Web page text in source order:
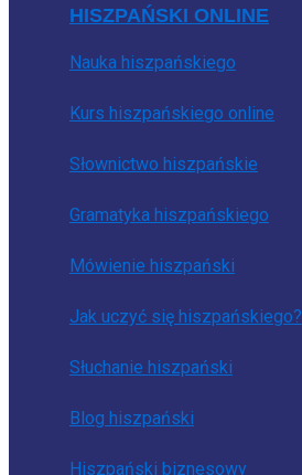
HISZPAŃSKI ONLINE
Nauka hiszpańskiego
Kurs hiszpańskiego online
Słownictwo hiszpańskie
Gramatyka hiszpańskiego
Mówienie hiszpański
Jak uczyć się hiszpańskiego?
Słuchanie hiszpański
Blog hiszpański
Hiszpański biznesowy